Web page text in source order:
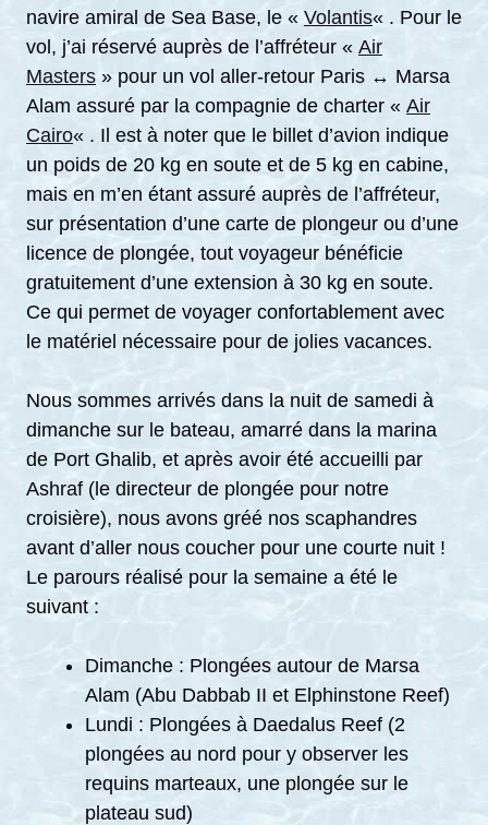
navire amiral de Sea Base, le « Volantis« . Pour le
vol, j’ai réservé auprès de l’affréteur « Air
Masters » pour un vol aller-retour Paris ↔ Marsa
Alam assuré par la compagnie de charter « Air
Cairo« . Il est à noter que le billet d’avion indique
un poids de 20 kg en soute et de 5 kg en cabine,
mais en m’en étant assuré auprès de l’affréteur,
sur présentation d’une carte de plongeur ou d’une
licence de plongée, tout voyageur bénéficie
gratuitement d’une extension à 30 kg en soute.
Ce qui permet de voyager confortablement avec
le matériel nécessaire pour de jolies vacances.
Nous sommes arrivés dans la nuit de samedi à
dimanche sur le bateau, amarré dans la marina
de Port Ghalib, et après avoir été accueilli par
Ashraf (le directeur de plongée pour notre
croisière), nous avons gréé nos scaphandres
avant d’aller nous coucher pour une courte nuit !
Le parours réalisé pour la semaine a été le
suivant :
Dimanche : Plongées autour de Marsa
Alam (Abu Dabbab II et Elphinstone Reef)
Lundi : Plongées à Daedalus Reef (2
plongées au nord pour y observer les
requins marteaux, une plongée sur le
plateau sud)